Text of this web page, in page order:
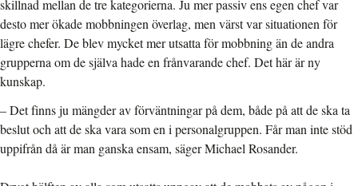
skillnad mellan de tre kategorierna. Ju mer passiv ens egen chef var
desto mer ökade mobbningen överlag, men värst var situationen för
lägre chefer. De blev mycket mer utsatta för mobbning än de andra
grupperna om de själva hade en frånvarande chef. Det här är ny
kunskap.
– Det finns ju mängder av förväntningar på dem, både på att de ska ta
beslut och att de ska vara som en i personalgruppen. Får man inte stöd
uppifrån då är man ganska ensam, säger Michael Rosander.